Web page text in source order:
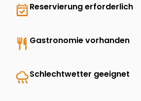
event_availableReservierung erforderlich
restaurant Gastronomie vorhanden
rainySchlechtwetter geeignet